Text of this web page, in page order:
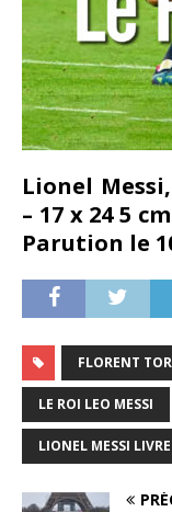
Lionel
– 17 x 24 5
Parution le
FLORENT
LE ROI LEO MESSI
LIONEL MESSI LIVRE